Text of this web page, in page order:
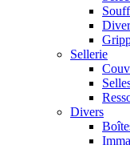
Sellerie
Divers